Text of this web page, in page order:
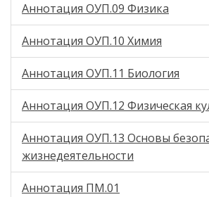
Аннотация ОУП.09 Физика
Аннотация ОУП.10 Химия
Аннотация ОУП.11 Биология
Аннотация ОУП.12 Физическая
Аннотация ОУП.13 Основы
жизнедеятельности
Аннотация ПМ.01